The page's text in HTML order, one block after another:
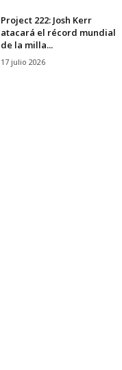
Project 222: Josh Kerr
atacará el récord mundial
de la milla...
17 julio 2026